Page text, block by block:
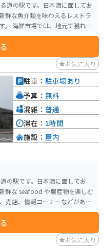
道の駅です。日本海に面してお
鮮な魚介類を味わえるレストラ
た
べられるイートインスペースも
などの海産物加工品が人気です。
路をツーリングするのがおすす
けての海岸線は、変化に富んだ
ポットです。
お気に入り
の駅です。日本海に面してお
鮮な seafood や農産物を楽しむ
。特に、新鮮な魚介類を使った
です。また、売店では、地元の
の駅
いに位置しており、ツーリングの
駐車： 駐車場あり
予算： 無料
混雑： 普通
滞在： 1時間
施設： 屋内
お気に入り